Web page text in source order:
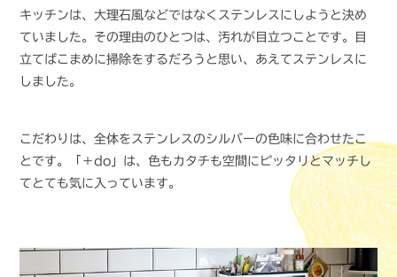
キッチンは、大理石風などではなくステンレスにしようと決め
ていました。その理由のひとつは、汚れが目立つことです。目
立てばこまめに掃除をするだろうと思い、あえてステンレスに
しました。
こだわりは、全体をステンレスのシルバーの色味に合わせたこ
とです。「＋do」は、色もカタチも空間にピッタリとマッチし
てとても気に入っています。